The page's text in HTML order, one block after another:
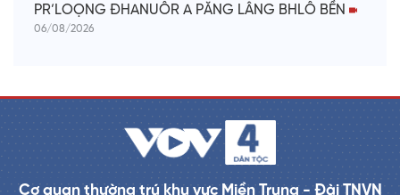
PR’LOỌNG ĐHANUÔR A PĂNG LÂNG BHLÔ BỀN
06/08/2026
Cơ quan thường trú khu vực Miền Trung - Đài TNVN